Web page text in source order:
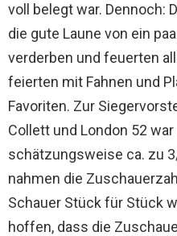
voll belegt war. Dennoch:
die gute Laune von ein
verderben und feuerten
feierten mit Fahnen und
Favoriten. Zur
Collett und London 52
schätzungsweise ca. zu
nahmen die
Schauer Stück für Stück
hoffen, dass die